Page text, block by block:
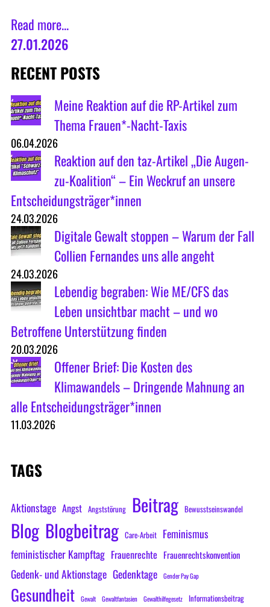
Read more...
27.01.2026
RECENT POSTS
Meine Reaktion auf die RP-Artikel zum
Thema Frauen*-Nacht-Taxis
06.04.2026
Reaktion auf den taz-Artikel „Die Augen-
zu-Koalition“ – Ein Weckruf an unsere
Entscheidungsträger*innen
24.03.2026
Digitale Gewalt stoppen – Warum der Fall
Collien Fernandes uns alle angeht
24.03.2026
Lebendig begraben: Wie ME/CFS das
Leben unsichtbar macht – und wo
Betroffene Unterstützung finden
20.03.2026
Offener Brief: Die Kosten des
Klimawandels – Dringende Mahnung an
alle Entscheidungsträger*innen
11.03.2026
TAGS
Aktionstage Angst Angststörung Beitrag Bewusstseinswandel
Blog Blogbeitrag Care-Arbeit Feminismus
feministischer Kampftag Frauenrechte Frauenrechtskonvention
Gedenk- und Aktionstage Gedenktage Gender Pay Gap
Gesundheit Gewalt Gewaltfantasien Gewalthilfegesetz Informationsbeitrag